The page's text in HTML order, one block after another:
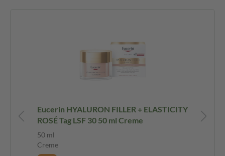
Eucerin HYALURON FILLER + ELASTICITY
ROSÉ Tag LSF 30 50 ml Creme
50 ml
Creme